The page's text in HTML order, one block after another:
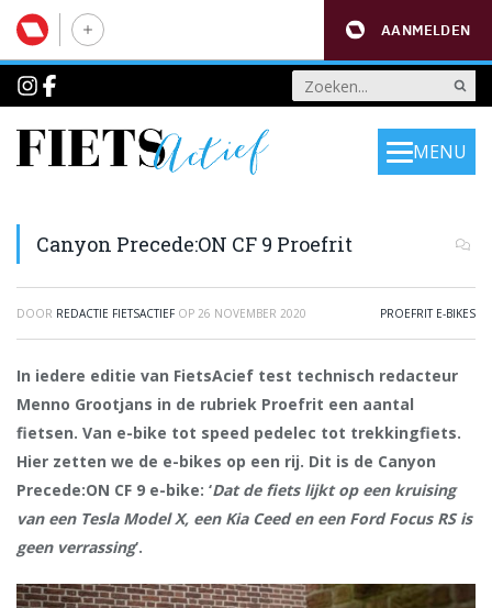
AANMELDEN
MENU
Canyon Precede:ON CF 9 Proefrit
DOOR REDACTIE FIETSACTIEF OP 26 NOVEMBER 2020 PROEFRIT E-BIKES
In iedere editie van FietsAcief test technisch redacteur
Menno Grootjans in de rubriek Proefrit een aantal
fietsen. Van e-bike tot speed pedelec tot trekkingfiets.
Hier zetten we de e-bikes op een rij. Dit is de Canyon
Precede:ON CF 9 e-bike: ‘Dat de fiets lijkt op een kruising
van een Tesla Model X, een Kia Ceed en een Ford Focus RS is
geen verrassing‘.